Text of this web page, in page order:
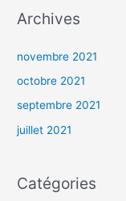
Archives
novembre 2021
octobre 2021
septembre 2021
juillet 2021
Catégories